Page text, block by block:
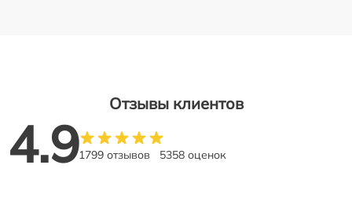
Отзывы клиентов
4.91799 отзывов 5358 оценок